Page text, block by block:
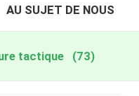
AU SUJET DE NOUS
tactique (73)